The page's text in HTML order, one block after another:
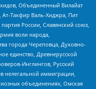
Объединенный Вилайат
Ат-Такфир Валь-Хиджра, Пит
России, Славянский союз,
воли народа,
города Череповца, Духовно-
единство, Древнерусской
Инглингов, Русский
нелегальной иммиграции,
объединениях, Омская